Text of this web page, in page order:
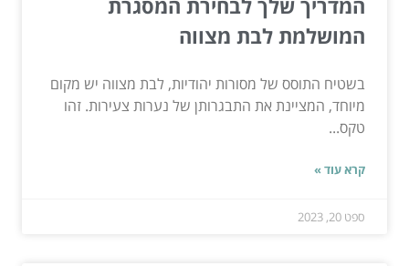
המדריך שלך לבחירת המסגרת
המושלמת לבת מצווה
בשטיח התוסס של מסורות יהודיות, לבת מצווה יש מקום
מיוחד, המציינת את התבגרותן של נערות צעירות. זהו
טקס...
קרא עוד »
ספט 20, 2023